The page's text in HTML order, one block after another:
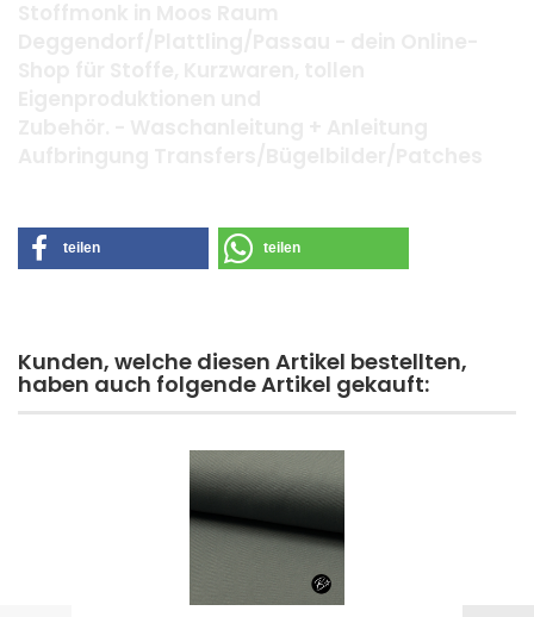
teilen teilen
Kunden, welche diesen Artikel bestellten,
haben auch folgende Artikel gekauft: